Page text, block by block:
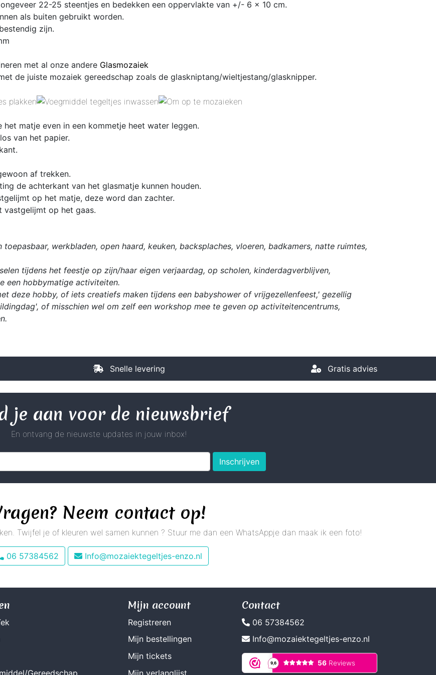
22-25 steentjes en bedekken een oppervlakte van +/- 6 x 10 cm.
als buiten gebruikt worden.
zijn.
met al onze andere Glasmozaiek
de juiste mozaiek gereedschap zoals de glaskniptang/wieltjestang/glasknipper.
matje even in een kommetje heet water leggen.
van het papier.
af trekken.
de achterkant van het glasmatje kunnen houden.
op het matje, deze word dan zachter.
vastgelijmt op het gaas.
werkbladen, open haard, keuken, backsplaches, vloeren, badkamers, natte ruimtes,
tijdens het feestje op zijn/haar eigen verjaardag, op scholen, kinderdagverblijven,
een hobbymatige activiteiten.
deze hobby, of iets creatiefs maken tijdens een babyshower of vrijgezellenfeest,' gezellig
of misschien wel om zelf een workshop mee te geven op activiteitencentrums,
Snelle levering Gratis advies
je aan voor de nieuwsbrief
En ontvang de nieuwste updates in jouw inbox!
Inschrijven
Neem contact op!
Twijfel je of kleuren wel samen kunnen ? Stuur me dan een WhatsAppje dan maak ik een foto!
06 57384562 Info@mozaiektegeltjes-enzo.nl
Gereedschap
Mijn account
Registreren
Mijn bestellingen
Mijn tickets
Mijn verlanglijst
Contact
06 57384562
Info@mozaiektegeltjes-enzo.nl